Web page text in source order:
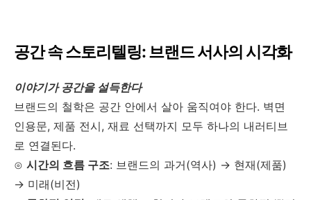
공간 속 스토리텔링: 브랜드 서사의 시각화
이야기가 공간을 설득한다
브랜드의 철학은 공간 안에서 살아 움직여야 한다. 벽면
인용문, 제품 전시, 재료 선택까지 모두 하나의 내러티브
로 연결된다.
⊙ 시간의 흐름 구조: 브랜드의 과거(역사) → 현재(제품)
→ 미래(비전)